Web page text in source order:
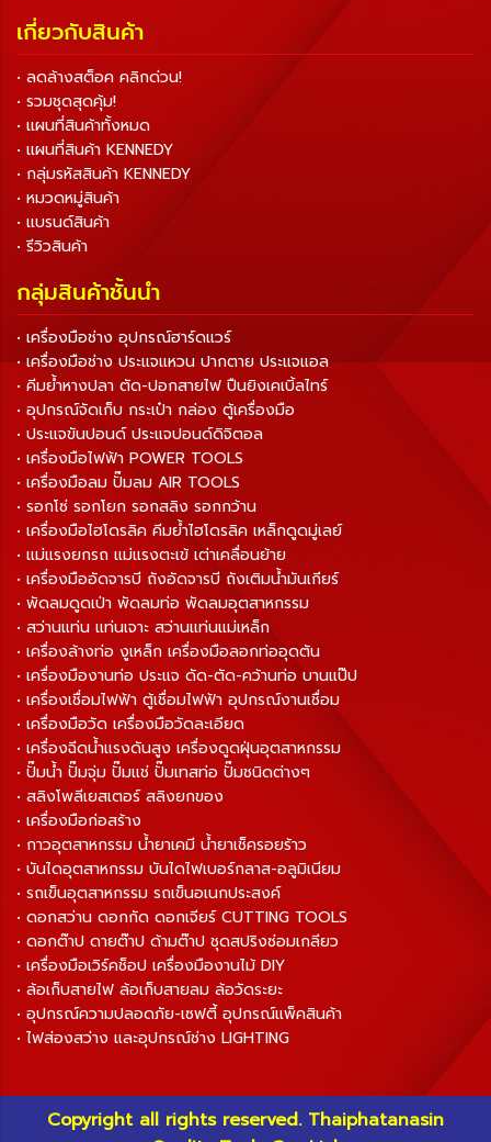
เกี่ยวกับสินค้า
• ลดล้างสต็อค คลิกด่วน!
• รวมชุดสุดคุ้ม!
• แผนที่สินค้าทั้งหมด
• แผนที่สินค้า KENNEDY
• กลุ่มรหัสสินค้า KENNEDY
• หมวดหมู่สินค้า
• แบรนด์สินค้า
• รีวิวสินค้า
กลุ่มสินค้าชั้นนำ
• เครื่องมือช่าง อุปกรณ์ฮาร์ดแวร์
• เครื่องมือช่าง ประแจแหวน ปากตาย ประแจแอล
• คีมย้ำหางปลา ตัด-ปอกสายไฟ ปืนยิงเคเบิ้ลไทร์
• อุปกรณ์จัดเก็บ กระเป๋า กล่อง ตู้เครื่องมือ
• ประแจขันปอนด์ ประแจปอนด์ดิจิตอล
• เครื่องมือไฟฟ้า POWER TOOLS
• เครื่องมือลม ปั๊มลม AIR TOOLS
• รอกโซ่ รอกโยก รอกสลิง รอกกว้าน
• เครื่องมือไฮโดรลิค คีมย้ำไฮโดรลิค เหล็กดูดมู่เลย์
• แม่แรงยกรถ แม่แรงตะเข้ เต่าเคลื่อนย้าย
• เครื่องมืออัดจารบี ถังอัดจารบี ถังเติมน้ำมันเกียร์
• พัดลมดูดเป่า พัดลมท่อ พัดลมอุตสาหกรรม
• สว่านแท่น แท่นเจาะ สว่านแท่นแม่เหล็ก
• เครื่องล้างท่อ งูเหล็ก เครื่องมือลอกท่ออุดตัน
• เครื่องมืองานท่อ ประแจ ดัด-ตัด-คว้านท่อ บานแป๊ป
• เครื่องเชื่อมไฟฟ้า ตู้เชื่อมไฟฟ้า อุปกรณ์งานเชื่อม
• เครื่องมือวัด เครื่องมือวัดละเอียด
• เครื่องฉีดน้ำแรงดันสูง เครื่องดูดฝุ่นอุตสาหกรรม
• ปั๊มน้ำ ปั๊มจุ่ม ปั๊มแช่ ปั๊มเทสท่อ ปั๊มชนิดต่างๆ
• สลิงโพลีเยสเตอร์ สลิงยกของ
• เครื่องมือก่อสร้าง
• กาวอุตสาหกรรม น้ำยาเคมี น้ำยาเช็ครอยร้าว
• บันไดอุตสาหกรรม บันไดไฟเบอร์กลาส-อลูมิเนียม
• รถเข็นอุตสาหกรรม รถเข็นอเนกประสงค์
• ดอกสว่าน ดอกกัด ดอกเจียร์ CUTTING TOOLS
• ดอกต๊าป ดายต๊าป ด้ามต๊าป ชุดสปริงซ่อมเกลียว
• เครื่องมือเวิร์คช็อป เครื่องมืองานไม้ DIY
• ล้อเก็บสายไฟ ล้อเก็บสายลม ล้อวัดระยะ
• อุปกรณ์ความปลอดภัย-เซฟตี้ อุปกรณ์แพ็คสินค้า
• ไฟส่องสว่าง และอุปกรณ์ช่าง LIGHTING
Copyright all rights reserved. Thaiphatanasin